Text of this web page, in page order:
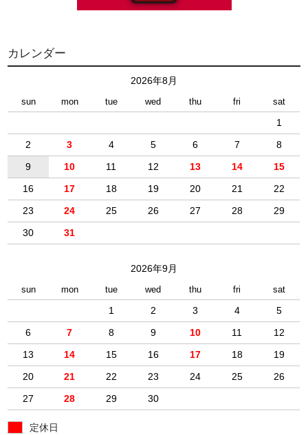
カレンダー
2026年8月
sun mon tue wed thu fri sat
1
2
3 4 5 6 7
8
9
10 11 12 13 14
15
16
17 18 19 20 21
22
23
24 25 26 27 28
29
30
31
2026年9月
sun mon tue wed thu fri sat
1 2 3 4
5
6
7 8 9 10 11
12
13
14 15 16 17 18
19
20
21 22 23 24 25
26
27
28 29 30
定休日